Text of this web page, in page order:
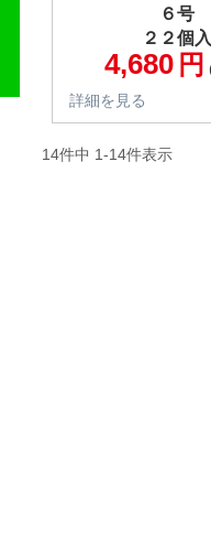
６号
２２個入
4,680
詳細を見る
14件中 1-14件表示